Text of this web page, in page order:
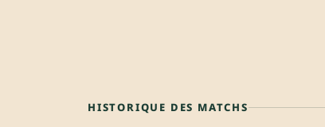
HISTORIQUE DES MATCHS